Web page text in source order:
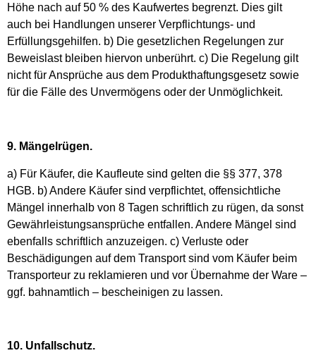
Höhe nach auf 50 % des Kaufwertes begrenzt. Dies gilt
auch bei Handlungen unserer Verpflichtungs- und
Erfüllungsgehilfen. b) Die gesetzlichen Regelungen zur
Beweislast bleiben hiervon unberührt. c) Die Regelung gilt
nicht für Ansprüche aus dem Produkthaftungsgesetz sowie
für die Fälle des Unvermögens oder der Unmöglichkeit.
9. Mängelrügen.
a) Für Käufer, die Kaufleute sind gelten die §§ 377, 378
HGB. b) Andere Käufer sind verpflichtet, offensichtliche
Mängel innerhalb von 8 Tagen schriftlich zu rügen, da sonst
Gewährleistungsansprüche entfallen. Andere Mängel sind
ebenfalls schriftlich anzuzeigen. c) Verluste oder
Beschädigungen auf dem Transport sind vom Käufer beim
Transporteur zu reklamieren und vor Übernahme der Ware –
ggf. bahnamtlich – bescheinigen zu lassen.
10. Unfallschutz.